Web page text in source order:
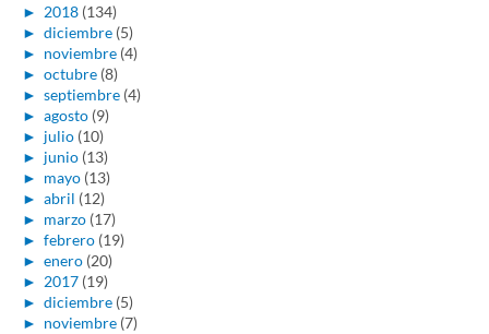
► 2018 (134)
► diciembre (5)
► noviembre (4)
► octubre (8)
► septiembre (4)
► agosto (9)
► julio (10)
► junio (13)
► mayo (13)
► abril (12)
► marzo (17)
► febrero (19)
► enero (20)
► 2017 (19)
► diciembre (5)
► noviembre (7)